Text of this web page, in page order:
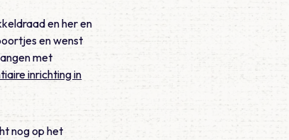
en her en
en wenst
met
inrichting in
nog op het